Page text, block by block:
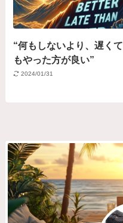
“何もしないより、遅くて
もやった方が良い”
2024/01/31